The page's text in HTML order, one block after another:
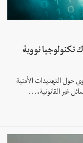
تكنولوجيا نووية
حول التهديدات الأمنية
غير القانونية،...